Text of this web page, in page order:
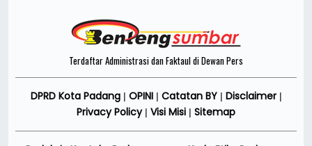
Terdaftar Administrasi dan Faktaul di Dewan Pers
DPRD Kota Padang| OPINI| Catatan BY| Disclaimer|
Privacy Policy| Visi Misi | Sitemap